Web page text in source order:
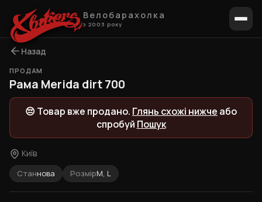
Велобарахолка
з 2003 року
Назад
ПРОДАМ
Рама Merida dirt 700
😔 Товар вже продано. Глянь схожі нижче або
спробуй Пошук
Київ
Станнова РозмірM, L